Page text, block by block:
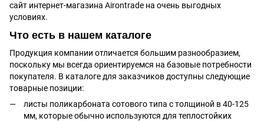
сайт интернет-магазина Аirontrade на очень выгодных
условиях.
Что есть в нашем каталоге
Продукция компании отличается большим разнообразием,
поскольку мы всегда ориентируемся на базовые потребности
покупателя. В каталоге для заказчиков доступны следующие
товарные позиции:
листы поликарбоната сотового типа с толщиной в 40-125
мм, которые обычно используются для теплостойких